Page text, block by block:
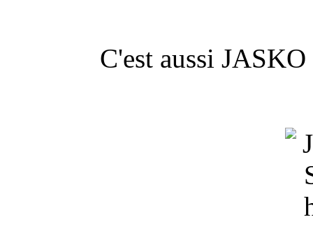
C'est aussi